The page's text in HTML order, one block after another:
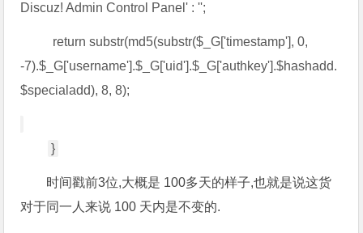
Discuz! Admin Control Panel' : '';
return substr(md5(substr($_G['timestamp'], 0,
-7).$_G['username'].$_G['uid'].$_G['authkey'].$hashadd.
$specialadd), 8, 8);
}
时间戳前3位,大概是 100多天的样子,也就是说这货
对于同一人来说 100 天内是不变的.